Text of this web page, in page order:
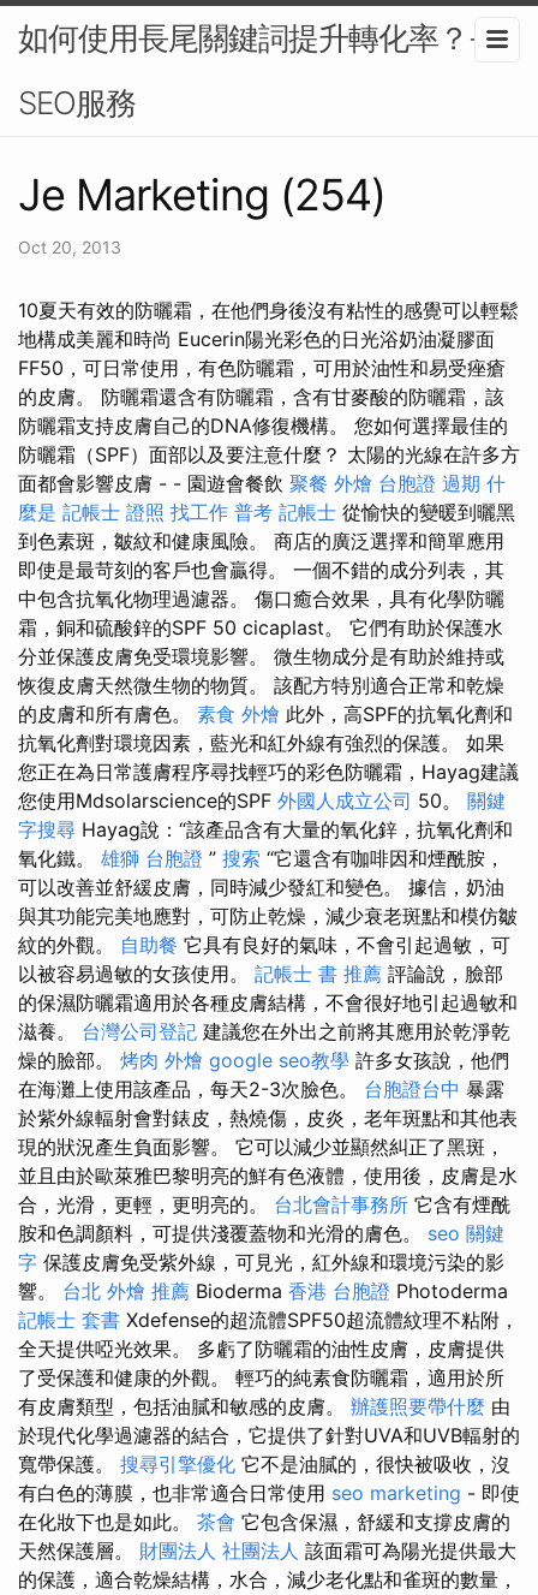
如何使用長尾關鍵詞提升轉化率？-
SEO服務
Je Marketing (254)
Oct 20, 2013
10夏天有效的防曬霜，在他們身後沒有粘性的感覺可以輕鬆
地構成美麗和時尚 Eucerin陽光彩色的日光浴奶油凝膠面
FF50，可日常使用，有色防曬霜，可用於油性和易受痤瘡
的皮膚。 防曬霜還含有防曬霜，含有甘麥酸的防曬霜，該
防曬霜支持皮膚自己的DNA修復機構。 您如何選擇最佳的
防曬霜（SPF）面部以及要注意什麼？ 太陽的光線在許多方
面都會影響皮膚 - - 園遊會餐飲 聚餐 外燴 台胞證 過期 什
麼是 記帳士 證照 找工作 普考 記帳士 從愉快的變暖到曬黑
到色素斑，皺紋和健康風險。 商店的廣泛選擇和簡單應用
即使是最苛刻的客戶也會贏得。 一個不錯的成分列表，其
中包含抗氧化物理過濾器。 傷口癒合效果，具有化學防曬
霜，銅和硫酸鋅的SPF 50 cicaplast。 它們有助於保護水
分並保護皮膚免受環境影響。 微生物成分是有助於維持或
恢復皮膚天然微生物的物質。 該配方特別適合正常和乾燥
的皮膚和所有膚色。 素食 外燴 此外，高SPF的抗氧化劑和
抗氧化劑對環境因素，藍光和紅外線有強烈的保護。 如果
您正在為日常護膚程序尋找輕巧的彩色防曬霜，Hayag建議
您使用Mdsolarscience的SPF 外國人成立公司 50。 關鍵
字搜尋 Hayag說：“該產品含有大量的氧化鋅，抗氧化劑和
氧化鐵。 雄獅 台胞證 ” 搜索 “它還含有咖啡因和煙酰胺，
可以改善並舒緩皮膚，同時減少發紅和變色。 據信，奶油
與其功能完美地應對，可防止乾燥，減少衰老斑點和模仿皺
紋的外觀。 自助餐 它具有良好的氣味，不會引起過敏，可
以被容易過敏的女孩使用。 記帳士 書 推薦 評論說，臉部
的保濕防曬霜適用於各種皮膚結構，不會很好地引起過敏和
滋養。 台灣公司登記 建議您在外出之前將其應用於乾淨乾
燥的臉部。 烤肉 外燴 google seo教學 許多女孩說，他們
在海灘上使用該產品，每天2-3次臉色。 台胞證台中 暴露
於紫外線輻射會對錶皮，熱燒傷，皮炎，老年斑點和其他表
現的狀況產生負面影響。 它可以減少並顯然糾正了黑斑，
並且由於歐萊雅巴黎明亮的鮮有色液體，使用後，皮膚是水
合，光滑，更輕，更明亮的。 台北會計事務所 它含有煙酰
胺和色調顏料，可提供淺覆蓋物和光滑的膚色。 seo 關鍵
字 保護皮膚免受紫外線，可見光，紅外線和環境污染的影
響。 台北 外燴 推薦 Bioderma 香港 台胞證 Photoderma
記帳士 套書 Xdefense的超流體SPF50超流體紋理不粘附，
全天提供啞光效果。 多虧了防曬霜的油性皮膚，皮膚提供
了受保護和健康的外觀。 輕巧的純素食防曬霜，適用於所
有皮膚類型，包括油膩和敏感的皮膚。 辦護照要帶什麼 由
於現代化學過濾器的結合，它提供了針對UVA和UVB輻射的
寬帶保護。 搜尋引擎優化 它不是油膩的，很快被吸收，沒
有白色的薄膜，也非常適合日常使用 seo marketing - 即使
在化妝下也是如此。 茶會 它包含保濕，舒緩和支撐皮膚的
天然保護層。 財團法人 社團法人 該面霜可為陽光提供最大
的保護，適合乾燥結構，水合，減少老化點和雀斑的數量，